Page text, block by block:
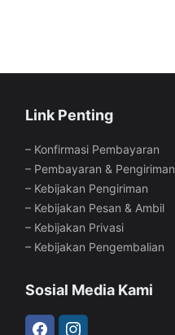
Link Penting
– Konfirmasi Pembayaran
– Pembayaran & Pengiriman
– Kebijakan Pengiriman
– Kebijakan Pesan & Ambil
– Kebijakan Privasi
– Kebijakan Pengembalian
Sosial Media Kami